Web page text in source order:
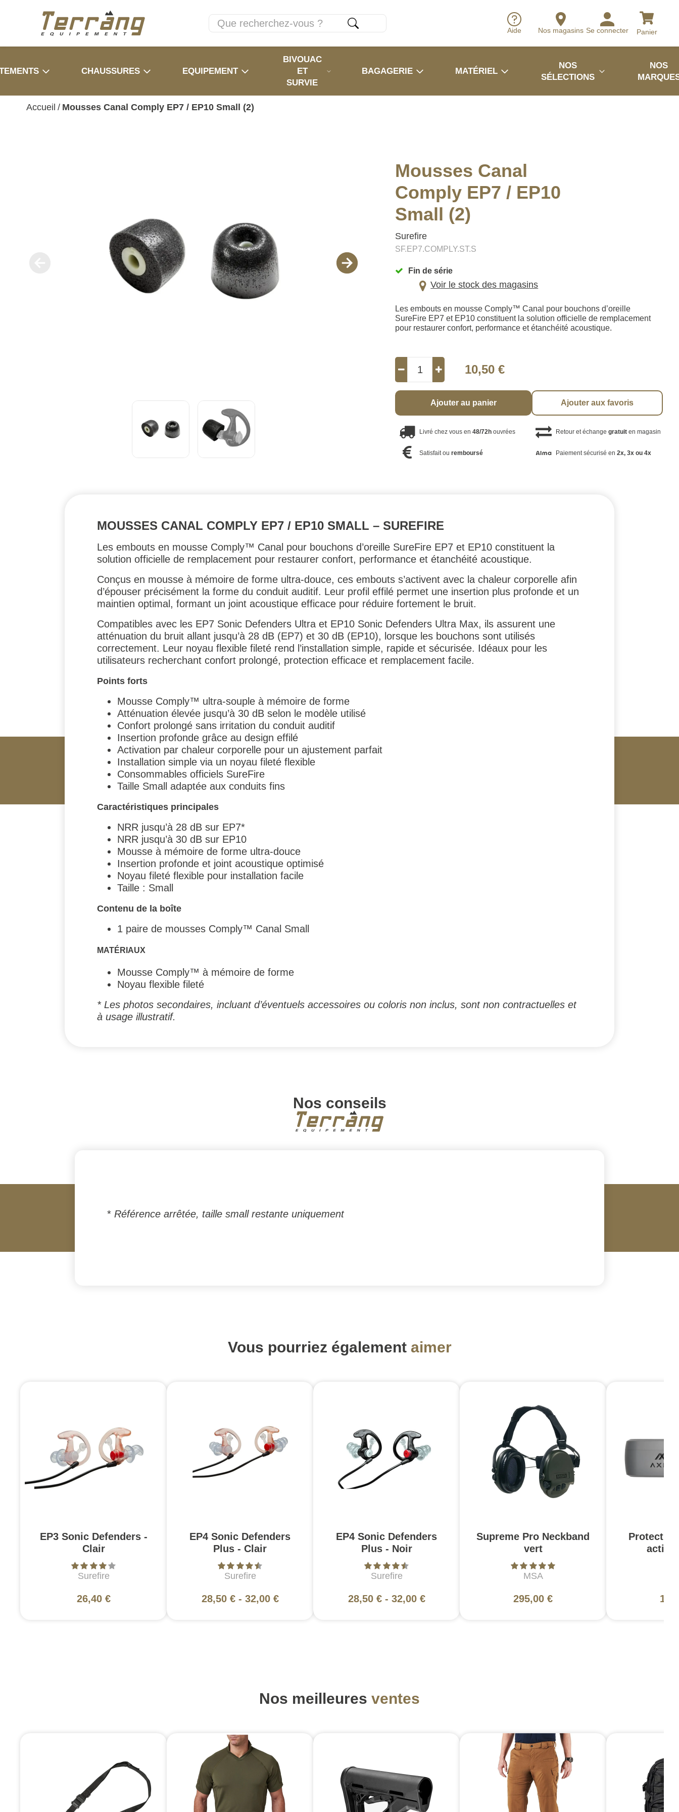
Aide Nos magasins Se connecter Panier
CHAUSSURES EQUIPEMENT
BIVOUAC
ET
SURVIE
BAGAGERIE MATÉRIEL
NOS
SÉLECTIONS
NOS
Accueil / Mousses Canal Comply EP7 / EP10 Small (2)
Mousses Canal
Comply EP7 / EP10
Small (2)
Surefire
SF.EP7.COMPLY.ST.S
Fin de série
Voir le stock des magasins
Les embouts en mousse Comply™ Canal pour bouchons d’oreille
SureFire EP7 et EP10 constituent la solution officielle de remplacement
pour restaurer confort, performance et étanchéité acoustique.
10,50 €
Ajouter au panier Ajouter aux favoris
Livré chez vous en48/72h ouvrées Retour et échange gratuiten magasin
Satisfait ouremboursé Paiement sécurisé en 2x, 3x ou 4x
MOUSSES CANAL COMPLY EP7 / EP10 SMALL – SUREFIRE
Les embouts en mousse Comply™ Canal pour bouchons d’oreille SureFire EP7 et EP10 constituent la
solution officielle de remplacement pour restaurer confort, performance et étanchéité acoustique.
Conçus en mousse à mémoire de forme ultra-douce, ces embouts s’activent avec la chaleur corporelle afin
d’épouser précisément la forme du conduit auditif. Leur profil effilé permet une insertion plus profonde et un
maintien optimal, formant un joint acoustique efficace pour réduire fortement le bruit.
Compatibles avec les EP7 Sonic Defenders Ultra et EP10 Sonic Defenders Ultra Max, ils assurent une
atténuation du bruit allant jusqu’à 28 dB (EP7) et 30 dB (EP10), lorsque les bouchons sont utilisés
correctement. Leur noyau flexible fileté rend l’installation simple, rapide et sécurisée. Idéaux pour les
utilisateurs recherchant confort prolongé, protection efficace et remplacement facile.
Points forts
Mousse Comply™ ultra-souple à mémoire de forme
Atténuation élevée jusqu’à 30 dB selon le modèle utilisé
Confort prolongé sans irritation du conduit auditif
Insertion profonde grâce au design effilé
Activation par chaleur corporelle pour un ajustement parfait
Installation simple via un noyau fileté flexible
Consommables officiels SureFire
Taille Small adaptée aux conduits fins
Caractéristiques principales
NRR jusqu’à 28 dB sur EP7*
NRR jusqu’à 30 dB sur EP10
Mousse à mémoire de forme ultra-douce
Insertion profonde et joint acoustique optimisé
Noyau fileté flexible pour installation facile
Taille : Small
Contenu de la boîte
1 paire de mousses Comply™ Canal Small
MATÉRIAUX
Mousse Comply™ à mémoire de forme
Noyau flexible fileté
* Les photos secondaires, incluant d’éventuels accessoires ou coloris non inclus, sont non contractuelles et
à usage illustratif.
Nos conseils
* Référence arrêtée, taille small restante uniquement
Vous pourriez également aimer
EP3 Sonic Defenders -
Clair
Surefire
26,40 €
EP4 Sonic Defenders
Plus - Clair
Surefire
28,50 €- 32,00 €
EP4 Sonic Defenders
Plus - Noir
Surefire
28,50 €- 32,00 €
Supreme Pro Neckband
vert
MSA
295,00 €
Nos meilleures ventes